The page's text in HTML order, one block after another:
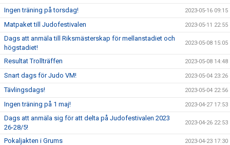
Ingen träning på torsdag! 2023-05-16 09:15
Matpaket till Judofestivalen 2023-05-11 22:55
Dags att anmäla till Riksmästerskap för mellanstadiet och
högstadiet!
2023-05-08 15:05
Resultat Trollträffen 2023-05-08 14:48
Snart dags för Judo VM! 2023-05-04 23:26
Tävlingsdags! 2023-05-04 22:56
Ingen träning på 1 maj! 2023-04-27 17:53
Dags att anmäla sig för att delta på Judofestivalen 2023
26-28/5!
2023-04-26 22:53
Pokaljakten i Grums 2023-04-23 17:30